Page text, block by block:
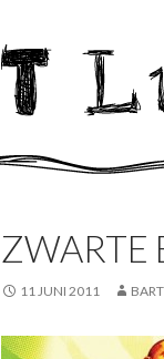
ZWARTE
11 JUNI 2011